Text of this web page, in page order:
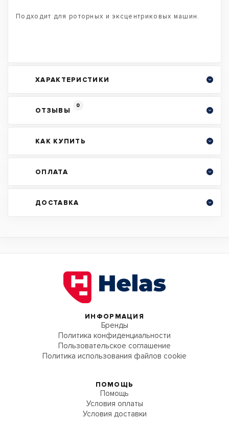
Подходит для роторных и эксцентриковых машин.
ХАРАКТЕРИСТИКИ
ОТЗЫВЫ
0
КАК КУПИТЬ
ОПЛАТА
ДОСТАВКА
ИНФОРМАЦИЯ
Бренды
Политика конфиденциальности
Пользовательское соглашение
Политика использования файлов cookie
ПОМОЩЬ
Помощь
Условия оплаты
Условия доставки